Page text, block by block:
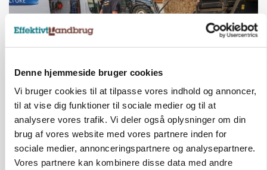
Denne hjemmeside bruger cookies
Vi bruger cookies til at tilpasse vores indhold og annoncer,
til at vise dig funktioner til sociale medier og til at
analysere vores trafik. Vi deler også oplysninger om din
brug af vores website med vores partnere inden for
sociale medier, annonceringspartnere og analysepartnere.
Vores partnere kan kombinere disse data med andre
PLANTER
18 montører står klar i høsten: Sådan holder PN
Maskiner landmænd i gang